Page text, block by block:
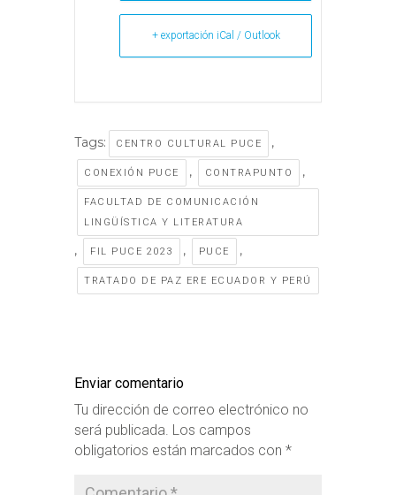
+ exportación iCal / Outlook
Tags: CENTRO CULTURAL PUCE ,
CONEXIÓN PUCE , CONTRAPUNTO ,
FACULTAD DE COMUNICACIÓN
LINGÜÍSTICA Y LITERATURA
, FIL PUCE 2023 , PUCE ,
TRATADO DE PAZ ERE ECUADOR Y PERÚ
Enviar comentario
Tu dirección de correo electrónico no
será publicada. Los campos
obligatorios están marcados con *